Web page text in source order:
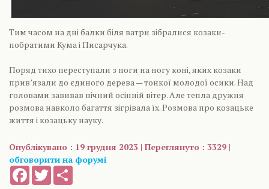
Тим часом на дні балки біля ватри зібралися козаки-
побратими Кума і Писарчука.
Поряд тихо переступали з ноги на ногу коні, яких козаки
прив’язали до єдиного дерева — тонкої молодої осики. Над
головами завивав нічний осінній вітер. Але тепла дружня
розмова навколо багаття зігрівала їх. Розмова про козацьке
життя і козацьку науку.
Опублікувано : 19 грудня 2023 | Переглянуто : 3329 |
обговорити на форумі
FacebookTwitter